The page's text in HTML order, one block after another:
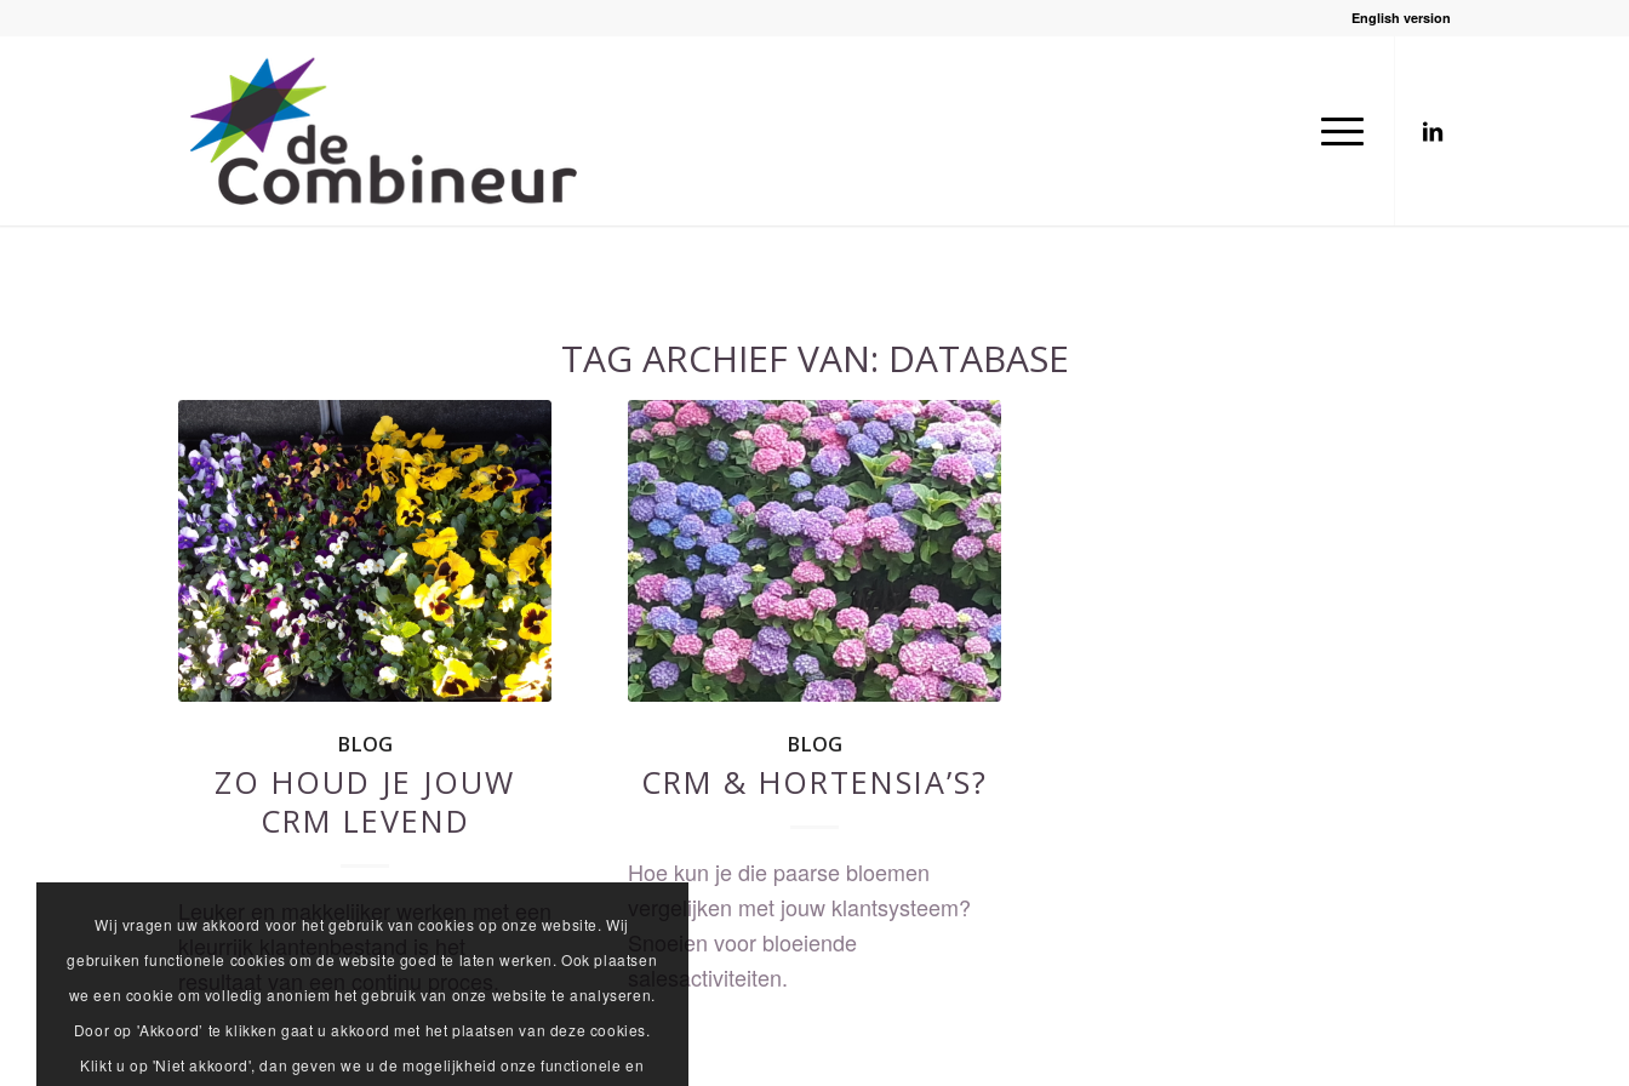
English version
TAG ARCHIEF VAN: DATABASE
BLOG
ZO HOUD JE JOUW
CRM LEVEND
kleurrijk klantenbestand is het
resultaat van een continu proces.
BLOG
CRM & HORTENSIA’S?
Hoe kun je die paarse bloemen
vergelijken met jouw klantsysteem?
Snoeien voor bloeiende
salesactiviteiten.
Wij vragen uw akkoord voor het gebruik van cookies op onze website. Wij
gebruiken functionele cookies om de website goed te laten werken. Ook plaatsen
we een cookie om volledig anoniem het gebruik van onze website te analyseren.
Door op 'Akkoord’ te klikken gaat u akkoord met het plaatsen van deze cookies.
Klikt u op 'Niet akkoord', dan geven we u de mogelijkheid onze functionele en